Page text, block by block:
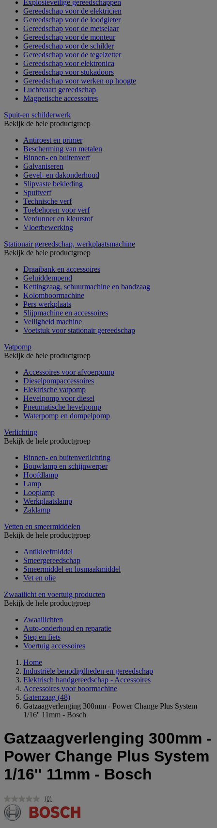
Explosieveilige gereedschappen
Gereedschap voor de elektricien
Gereedschap voor de loodgieter
Gereedschap voor de metselaar
Gereedschap voor de monteur
Gereedschap voor de schilder
Gereedschap voor de tegelzetter
Gereedschap voor elektronica
Gereedschap voor stukadoors
Gereedschap voor werken op hoogte
Luchtvaart gereedschap
Magnetische accessoires
Spuit-en schilderwerk
Bekijk de hele productgroep
Antiroest en primer
Bescherming van metalen
Binnen- en buitenverf
Galvaniseren
Gevel- en dakonderhoud
Slipvaste bekleding
Spuitverf
Technische verf
Toebehoren voor verf
Verdunner en kleurstof
Vloerbewerking
Stationair gereedschap, werkplaatsmachine
Bekijk de hele productgroep
Draaibank en accessoires
Geluiddempend
Kettingzaag, schuurmachine en bandzaag
Kolomboormachine
Pers werkplaats
Slijpmachine en accessoires
Veiligheid machine
Voetstuk voor stationair gereedschap
Vatpomp
Bekijk de hele productgroep
Accessoires voor afvoerpomp
Dieselpompaccessoires
Elektrische vatpomp
Hevelpomp voor diesel
Pneumatische hevelpomp
Waterpomp en dompelpomp
Verlichting
Bekijk de hele productgroep
Binnen- en buitenverlichting
Bouwlamp en schijnwerper
Hoofdlamp
Lamp
Looplamp
Werkplaatslamp
Zaklamp
Vetten en smeermiddelen
Bekijk de hele productgroep
Antikleefmiddel
Smeergereedschap
Smeermiddel en losmaakmiddel
Vet en olie
Zwaailicht en voertuig producten
Bekijk de hele productgroep
Zwaailichten
Auto-onderhoud en reparatie
Step en fiets
Voertuig accessoires
Home
Industriële benodigdheden en gereedschap
Elektrisch handgereedschap - Accessoires
Accessoires voor boormachine
Gatenzaag (48)
Gatzaagverlenging 300mm - Power Change Plus System
1/16'' 11mm - Bosch
Gatzaagverlenging 300mm -
Power Change Plus System
1/16'' 11mm - Bosch
Geen
scorewaarde.
Dezelfde
(0)